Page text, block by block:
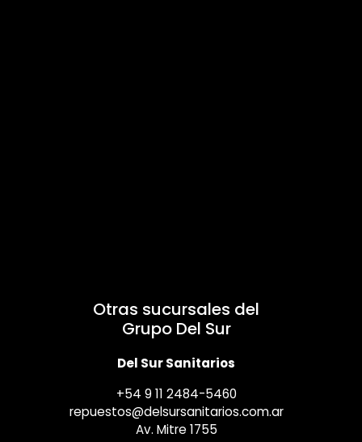
Otras sucursales del
Grupo Del Sur
Del Sur Sanitarios
+54 9 11 2484-5460
repuestos@delsursanitarios.com.ar
Av. Mitre 1755